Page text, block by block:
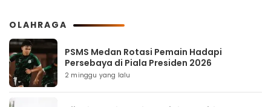
OLAHRAGA
PSMS Medan Rotasi Pemain Hadapi
Persebaya di Piala Presiden 2026
2 minggu yang lalu